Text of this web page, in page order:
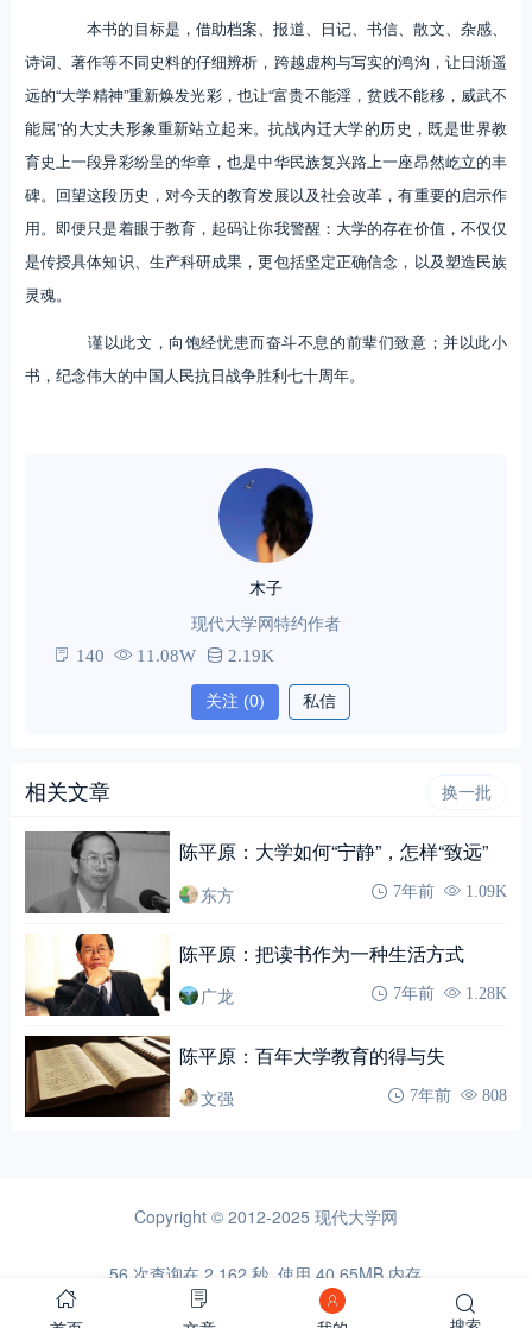
本书的目标是，借助档案、报道、日记、书信、散文、杂感、
诗词、著作等不同史料的仔细辨析，跨越虚构与写实的鸿沟，让日渐遥
远的“大学精神”重新焕发光彩，也让“富贵不能淫，贫贱不能移，威武不
能屈”的大丈夫形象重新站立起来。抗战内迁大学的历史，既是世界教
育史上一段异彩纷呈的华章，也是中华民族复兴路上一座昂然屹立的丰
碑。回望这段历史，对今天的教育发展以及社会改革，有重要的启示作
用。即便只是着眼于教育，起码让你我警醒：大学的存在价值，不仅仅
是传授具体知识、生产科研成果，更包括坚定正确信念，以及塑造民族
灵魂。
谨以此文，向饱经忧患而奋斗不息的前辈们致意；并以此小
书，纪念伟大的中国人民抗日战争胜利七十周年。
木子
现代大学网特约作者
140 11.08W 2.19K
关注 (0) 私信
相关文章 换一批
陈平原：大学如何“宁静”，怎样“致远”
东方 7年前 1.09K
陈平原：把读书作为一种生活方式
广龙 7年前 1.28K
陈平原：百年大学教育的得与失
文强 7年前 808
Copyright © 2012-2025 现代大学网
56 次查询在 2.162 秒, 使用 40.65MB 内存